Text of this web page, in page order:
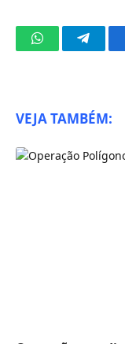
WhatsApp
VEJA TAMBÉM: